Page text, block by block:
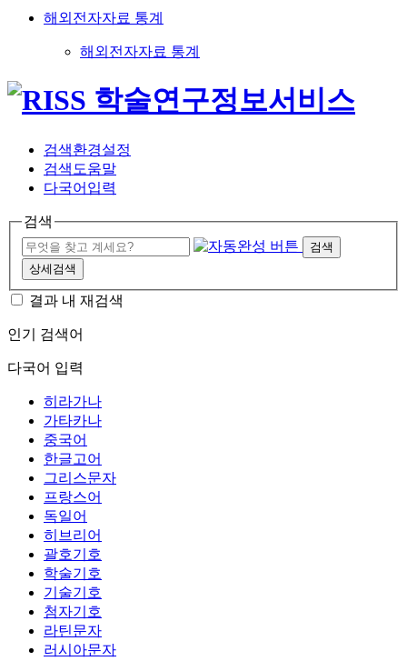
해외전자자료 통계
해외전자자료 통계
검색환경설정
검색도움말
다국어입력
검색
검색
상세검색
결과 내 재검색
인기 검색어
다국어 입력
히라가나
가타카나
중국어
한글고어
그리스문자
프랑스어
독일어
히브리어
괄호기호
학술기호
기술기호
첨자기호
라틴문자
러시아문자